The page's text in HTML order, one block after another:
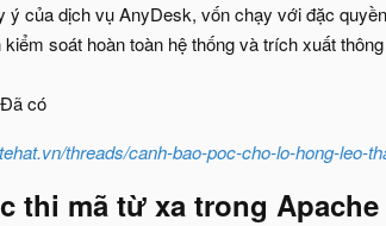
ý của dịch vụ AnyDesk, vốn chạy với đặc
soát hoàn toàn hệ thống và trích xuất
Đã có
threads/canh-bao-poc-cho-lo-hong-leo-
thi mã từ xa trong Apache